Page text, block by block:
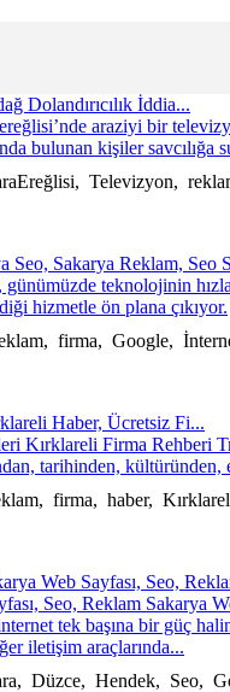
Dolandırıcılık İddia...
araziyi bir
bulunan kişiler savcılığa
Televizyon,
Seo, Sakarya Reklam, Seo
teknolojinin
hizmetle ön plana çıkıyor.
firma, Google,
Haber, Ücretsiz Fi...
Kırklareli Firma Rehberi
tarihinden,
firma, haber,
Web Sayfası, Seo,
Seo, Reklam Sakarya
tek başına bir güç
iletişim araçlarında...
Düzce, Hendek, Seo,